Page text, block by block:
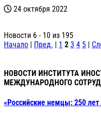
24 октября 2022
Новости 6 - 10 из 195
Начало | Пред. | 1 2 3 4 5 |
НОВОСТИ ИНСТИТУТА
МЕЖДУНАРОДНОГО
«Российские немцы: 250